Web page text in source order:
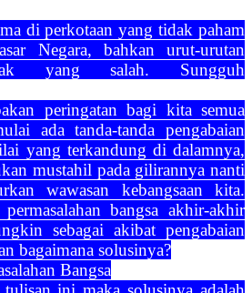
di perkotaan yang tidak paham
Negara, bahkan urut-urutan
yang salah. Sungguh
peringatan bagi kita semua
ada tanda-tanda pengabaian
yang terkandung di dalamnya,
mustahil pada gilirannya nanti
wawasan kebangsaan kita.
bangsa akhir-akhir
sebagai akibat pengabaian
bagaimana solusinya?
Bangsa